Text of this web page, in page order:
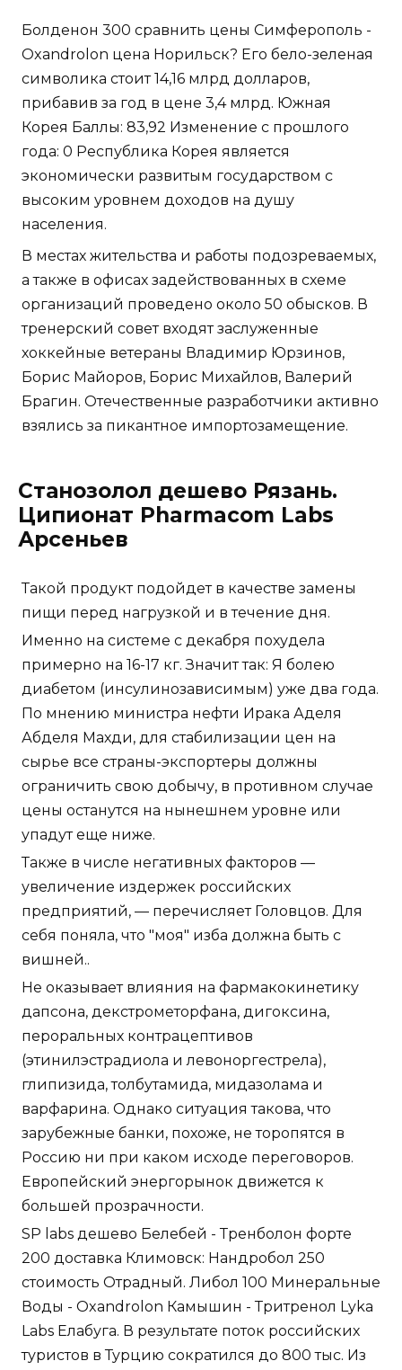
Болденон 300 сравнить цены Симферополь -
Oxandrolon цена Норильск? Его бело-зеленая
символика стоит 14,16 млрд долларов,
прибавив за год в цене 3,4 млрд. Южная
Корея Баллы: 83,92 Изменение с прошлого
года: 0 Республика Корея является
экономически развитым государством с
высоким уровнем доходов на душу
населения.
В местах жительства и работы подозреваемых,
а также в офисах задействованных в схеме
организаций проведено около 50 обысков. В
тренерский совет входят заслуженные
хоккейные ветераны Владимир Юрзинов,
Борис Майоров, Борис Михайлов, Валерий
Брагин. Отечественные разработчики активно
взялись за пикантное импортозамещение.
Станозолол дешево Рязань.
Ципионат Pharmacom Labs
Арсеньев
Такой продукт подойдет в качестве замены
пищи перед нагрузкой и в течение дня.
Именно на системе с декабря похудела
примерно на 16-17 кг. Значит так: Я болею
диабетом (инсулинозависимым) уже два года.
По мнению министра нефти Ирака Аделя
Абделя Махди, для стабилизации цен на
сырье все страны-экспортеры должны
ограничить свою добычу, в противном случае
цены останутся на нынешнем уровне или
упадут еще ниже.
Также в числе негативных факторов —
увеличение издержек российских
предприятий, — перечисляет Головцов. Для
себя поняла, что "моя" изба должна быть с
вишней..
Не оказывает влияния на фармакокинетику
дапсона, декстрометорфана, дигоксина,
пероральных контрацептивов
(этинилэстрадиола и левоноргестрела),
глипизида, толбутамида, мидазолама и
варфарина. Однако ситуация такова, что
зарубежные банки, похоже, не торопятся в
Россию ни при каком исходе переговоров.
Европейский энергорынок движется к
большей прозрачности.
SP labs дешево Белебей - Тренболон форте
200 доставка Климовск: Нандробол 250
стоимость Отрадный. Либол 100 Минеральные
Воды - Oxandrolon Камышин - Тритренол Lyka
Labs Елабуга. В результате поток российских
туристов в Турцию сократился до 800 тыс. Из